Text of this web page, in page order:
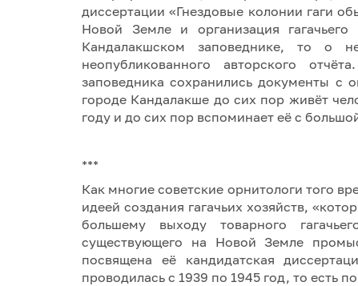
диссертации «Гнездовые колонии гаги
Новой Земле и организация
Кандалакшском заповеднике, то
неопубликованного авторского
заповедника сохранились документы с
городе Кандалакше до сих пор живёт
году и до сих пор вспоминает её с
***
Как многие советские орнитологи того
идеей создания гагачьих хозяйств,
большему выходу товарного
существующего на Новой Земле
посвящена её кандидатская
проводилась с 1939 по 1945 год, то есть